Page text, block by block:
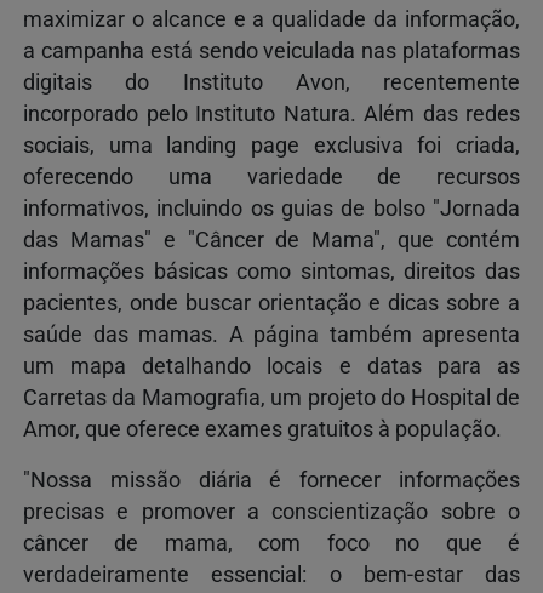
maximizar o alcance e a qualidade da informação,
a campanha está sendo veiculada nas plataformas
digitais do Instituto Avon, recentemente
incorporado pelo Instituto Natura. Além das redes
sociais, uma landing page exclusiva foi criada,
oferecendo uma variedade de recursos
informativos, incluindo os guias de bolso "Jornada
das Mamas" e "Câncer de Mama", que contém
informações básicas como sintomas, direitos das
pacientes, onde buscar orientação e dicas sobre a
saúde das mamas. A página também apresenta
um mapa detalhando locais e datas para as
Carretas da Mamografia, um projeto do Hospital de
Amor, que oferece exames gratuitos à população.
"Nossa missão diária é fornecer informações
precisas e promover a conscientização sobre o
câncer de mama, com foco no que é
verdadeiramente essencial: o bem-estar das